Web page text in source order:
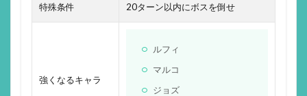
特殊条件 20ターン以内にボスを倒せ
強くなるキャラ
ルフィ
マルコ
ジョズ